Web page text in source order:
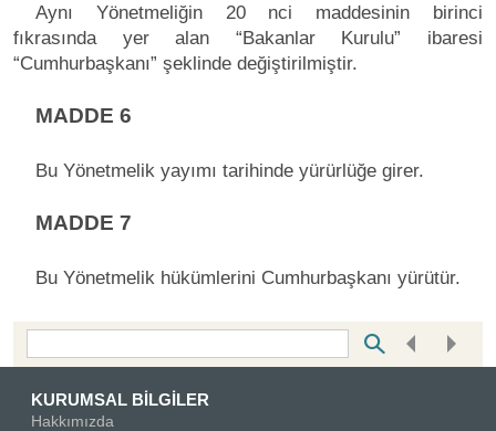
Aynı Yönetmeliğin 20 nci maddesinin birinci
fıkrasında yer alan “Bakanlar Kurulu” ibaresi
“Cumhurbaşkanı” şeklinde değiştirilmiştir.
MADDE 6
Bu Yönetmelik yayımı tarihinde yürürlüğe girer.
MADDE 7
Bu Yönetmelik hükümlerini Cumhurbaşkanı yürütür.
KURUMSAL BİLGİLER
Hakkımızda